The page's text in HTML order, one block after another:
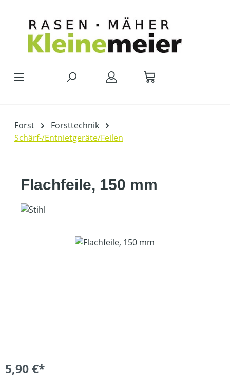
Forst
Forsttechnik
Schärf-/Entnietgeräte/Feilen
Flachfeile, 150 mm
Bildergalerie überspringen
5,90 €*